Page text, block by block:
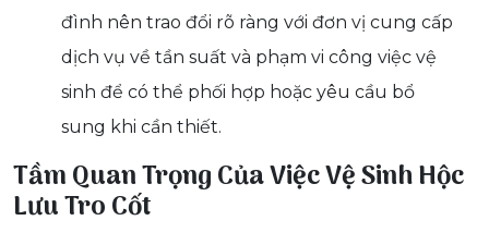
đình nên trao đổi rõ ràng với đơn vị cung cấp
dịch vụ về tần suất và phạm vi công việc vệ
sinh để có thể phối hợp hoặc yêu cầu bổ
sung khi cần thiết.
Tầm Quan Trọng Của Việc Vệ Sinh Hộc
Lưu Tro Cốt